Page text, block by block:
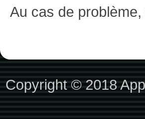
Au cas de
Copyright © 2018